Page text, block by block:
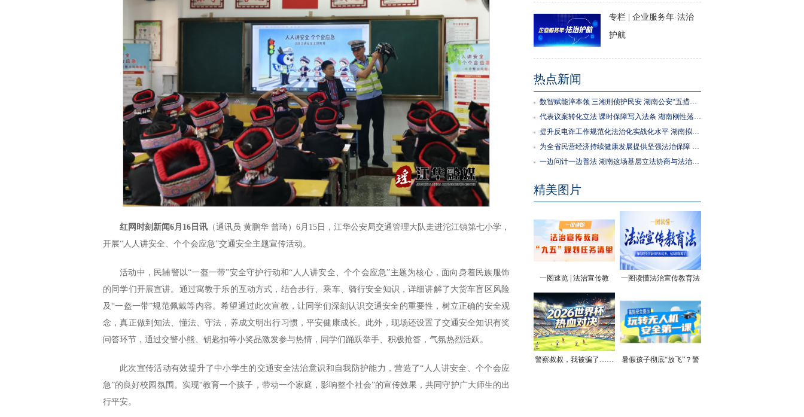
红网时刻新闻6月16日讯 （通讯员 黄鹏华 曾琦）6月15日，江华公安局交通管理大队走进沱江镇第七小学，
开展“人人讲安全、个个会应急”交通安全主题宣传活动。
活动中，民辅警以“一盔一带”安全守护行动和“人人讲安全、个个会应急”主题为核心，面向身着民族服饰
的同学们开展宣讲。通过寓教于乐的互动方式，结合步行、乘车、骑行安全知识，详细讲解了大货车盲区风险
及“一盔一带”规范佩戴等内容。希望通过此次宣教，让同学们深刻认识交通安全的重要性，树立正确的安全观
念，真正做到知法、懂法、守法，养成文明出行习惯，平安健康成长。此外，现场还设置了交通安全知识有奖
问答环节，通过交警小熊、钥匙扣等小奖品激发参与热情，同学们踊跃举手、积极抢答，气氛热烈活跃。
此次宣传活动有效提升了中小学生的交通安全法治意识和自我防护能力，营造了“人人讲安全、个个会应
急”的良好校园氛围。实现“教育一个孩子，带动一个家庭，影响整个社会”的宣传效果，共同守护广大师生的出
行平安。
专栏 | 企业服务年·法治
护航
热点新闻
数智赋能淬本领 三湘刑侦护民安 湖南公安“五措并举”推进执法规范化建设
代表议案转化立法 课时保障写入法条 湖南刚性落实中小学生体育锻炼要求
提升反电诈工作规范化法治化实战化水平 湖南拟为反电诈工作立法
为全省民营经济持续健康发展提供坚强法治保障 湖南拟出台实施民营经济促进法办法
一边问计一边普法 湖南这场基层立法协商与法治宣传活动走进社区
精美图片
一图速览 | 法治宣传教
育“九五”规划任务清单
一图读懂法治宣传教育法
务，有法律保障了
警察叔叔，我被骗了……
暑假孩子彻底“放飞”？警